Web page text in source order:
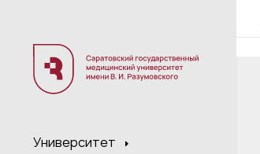
Университет